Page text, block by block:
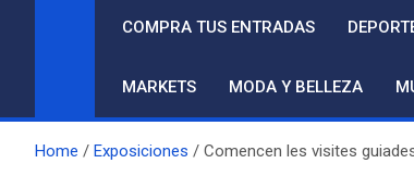
COMPRA TUS ENTRADAS
MARKETS MODA Y BELLEZA
Home Exposiciones Comencen les visites